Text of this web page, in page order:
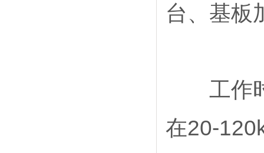
台、基板
工作时
在20-